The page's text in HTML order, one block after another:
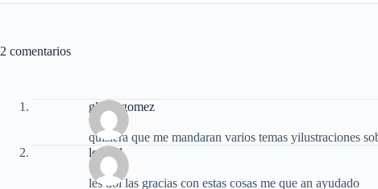
2 comentarios
gloria gomez
quisiera que me mandaran varios temas yilustraciones
lemuel
les doi las gracias con estas cosas me que an ayudado